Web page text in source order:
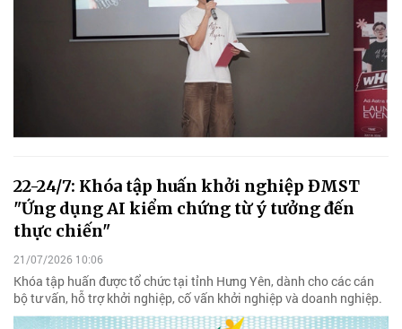
22-24/7: Khóa tập huấn khởi nghiệp ĐMST
"Ứng dụng AI kiểm chứng từ ý tưởng đến
thực chiến"
21/07/2026 10:06
Khóa tập huấn được tổ chức tại tỉnh Hưng Yên, dành cho các cán
bộ tư vấn, hỗ trợ khởi nghiệp, cố vấn khởi nghiệp và doanh nghiệp.